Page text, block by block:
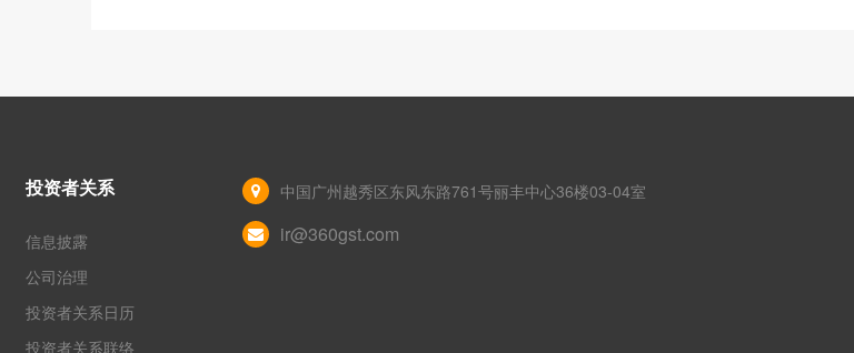
投资者关系
信息披露
公司治理
投资者关系日历
投资者关系联络
中国广州越秀区东风东路761号丽丰中心36楼03-04室
ir@360gst.com